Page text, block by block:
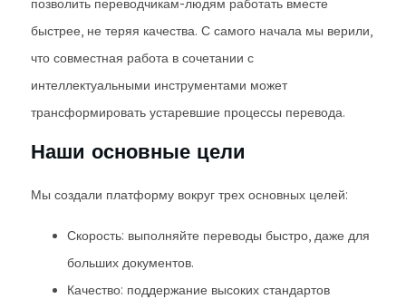
позволить переводчикам-людям работать вместе
быстрее, не теряя качества. С самого начала мы верили,
что совместная работа в сочетании с
интеллектуальными инструментами может
трансформировать устаревшие процессы перевода.
Наши основные цели
Мы создали платформу вокруг трех основных целей:
Скорость: выполняйте переводы быстро, даже для
больших документов.
Качество: поддержание высоких стандартов